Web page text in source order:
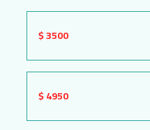
3500 $
4950 $